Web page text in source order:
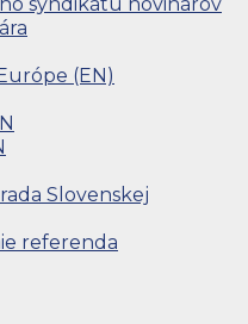
(EN)
Slovenskej
referenda